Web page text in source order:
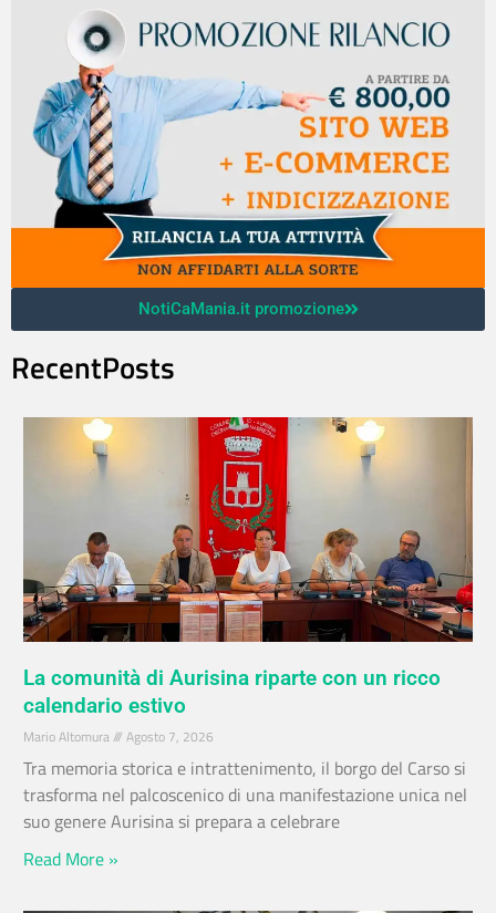
NotiCaMania.it promozione
RecentPosts
La comunità di Aurisina riparte con un ricco
calendario estivo
Mario Altomura Agosto 7, 2026
Tra memoria storica e intrattenimento, il borgo del Carso si
trasforma nel palcoscenico di una manifestazione unica nel
suo genere Aurisina si prepara a celebrare
Read More »